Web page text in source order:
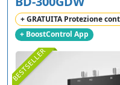
BESTSELLER
+ GRATUITA Protezione
+ BoostControl App